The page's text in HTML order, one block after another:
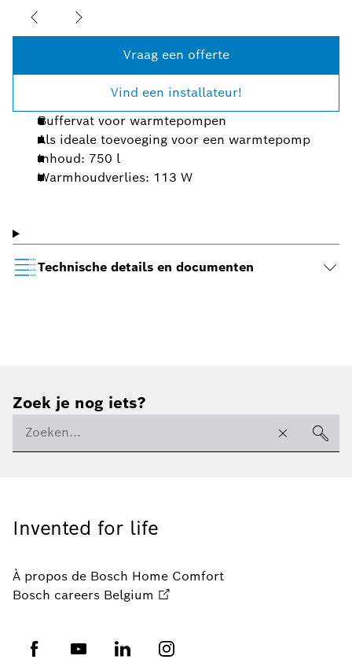
Vraag een offerte
Vind een installateur!
Buffervat voor warmtepompen
Als ideale toevoeging voor een warmtepomp
Inhoud: 750 l
Warmhoudverlies: 113 W
Technische details en documenten
Zoek je nog iets?
Invented for life
À propos de Bosch Home Comfort
Bosch careers Belgium